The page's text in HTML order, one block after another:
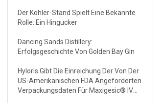
Der Kohler-Stand Spielt Eine Bekannte
Rolle: Ein Hingucker
Dancing Sands Distillery:
Erfolgsgeschichte Von Golden Bay Gin
Hyloris Gibt Die Einreichung Der Von Der
US-Amerikanischen FDA Angeforderten
Verpackungsdaten Für Maxigesic® IV